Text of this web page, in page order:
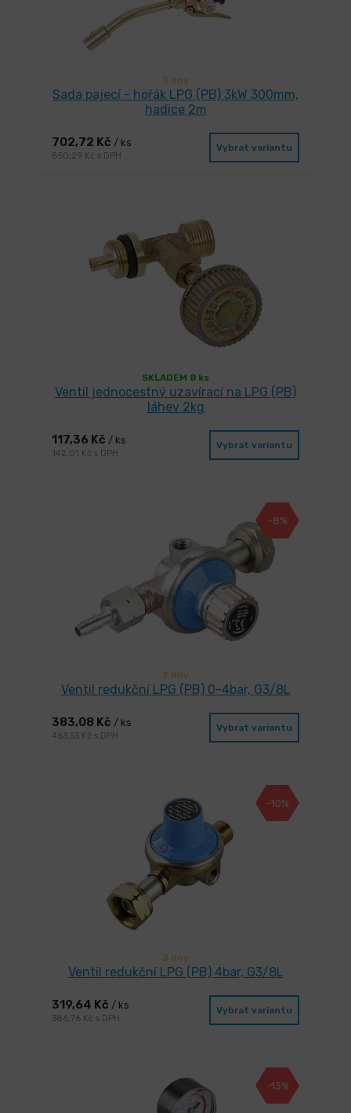
3 dny
Sada pajecí - hořák LPG (PB) 3kW 300mm,
hadice 2m
702,72 Kč / ks
850,29 Kč s DPH
Vybrat variantu
SKLADEM 8 ks
Ventil jednocestný uzavírací na LPG (PB)
láhev 2kg
117,36 Kč / ks
142,01 Kč s DPH
Vybrat variantu
-8%
3 dny
Ventil redukční LPG (PB) 0-4bar, G3/8L
383,08 Kč / ks
463,53 Kč s DPH
Vybrat variantu
-10%
3 dny
Ventil redukční LPG (PB) 4bar, G3/8L
319,64 Kč / ks
386,76 Kč s DPH
Vybrat variantu
-13%